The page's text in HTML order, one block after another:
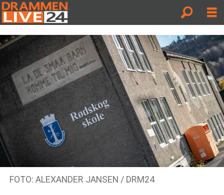
FOTO: ALEXANDER JANSEN / DRM24